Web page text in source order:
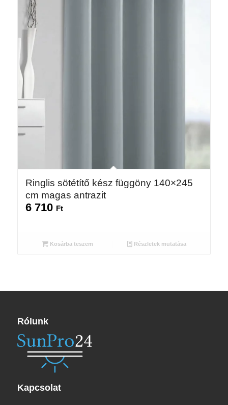
Ringlis sötétítő kész függöny 140×245
cm magas antrazit
6 710 Ft
Kosárba teszem Részletek mutatása
Rólunk
Kapcsolat